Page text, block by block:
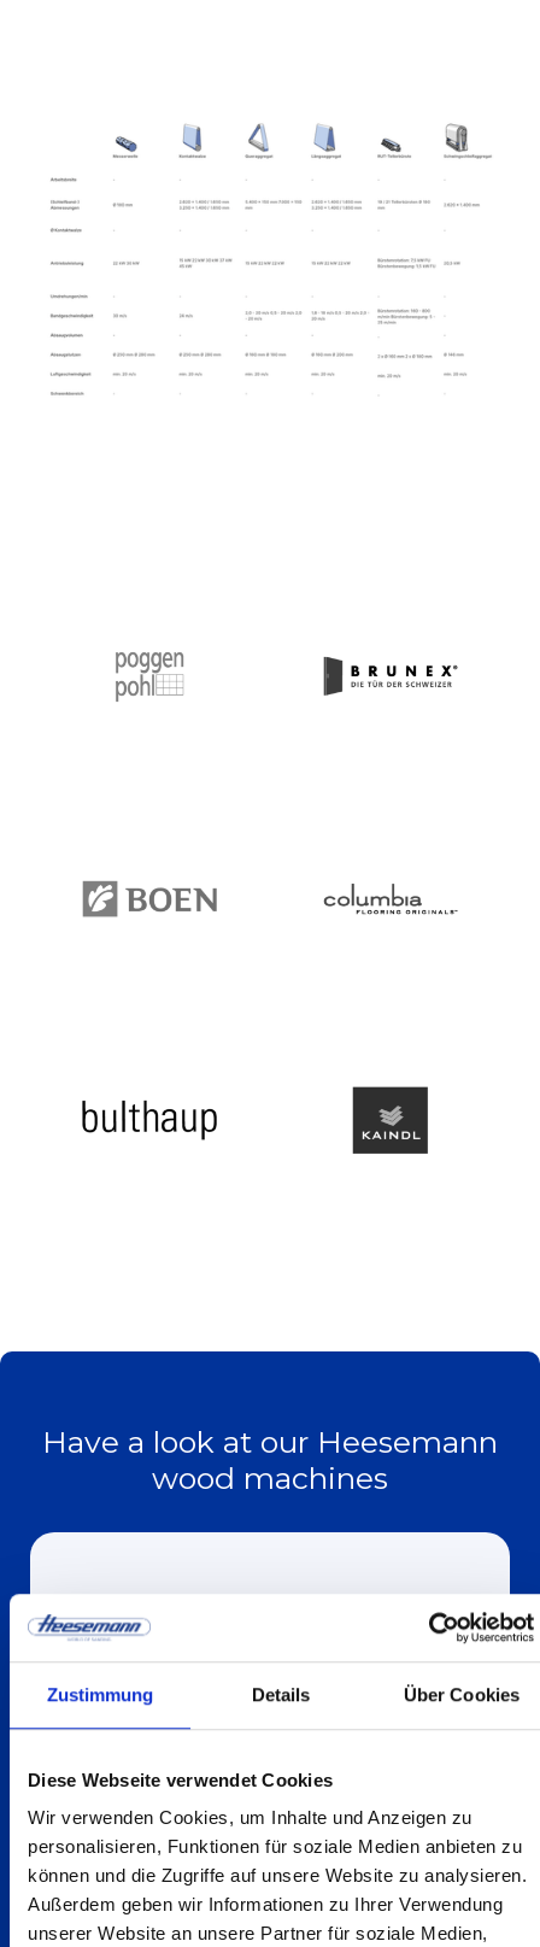
Zustimmung Details Über Cookies
Diese Webseite verwendet Cookies
Wir verwenden Cookies, um Inhalte und Anzeigen zu
personalisieren, Funktionen für soziale Medien anbieten zu
können und die Zugriffe auf unsere Website zu analysieren.
Außerdem geben wir Informationen zu Ihrer Verwendung
unserer Website an unsere Partner für soziale Medien,
Have a look at our Heesemann
wood machines
Holz HSM .2/.3/.4